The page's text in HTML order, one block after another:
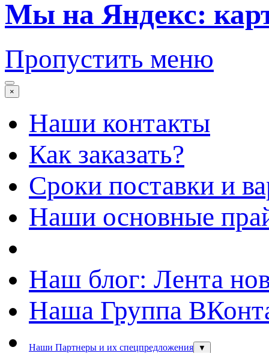
Мы на Яндекс:
Пропустить меню
×
Наши контакты
Как заказать?
Сроки поставки и
Наши основные
Наш блог: Лента
Наша Группа
Наши Партнеры и их спецпредложения ▼